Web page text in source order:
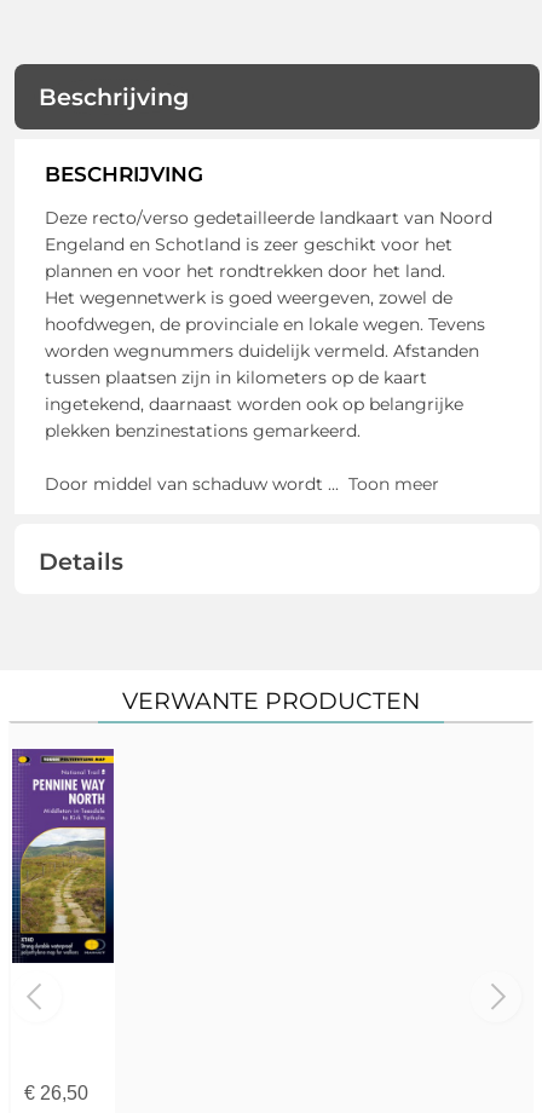
Beschrijving
BESCHRIJVING
Deze recto/verso gedetailleerde landkaart van Noord
Engeland en Schotland is zeer geschikt voor het
plannen en voor het rondtrekken door het land.
Het wegennetwerk is goed weergeven, zowel de
hoofdwegen, de provinciale en lokale wegen. Tevens
worden wegnummers duidelijk vermeld. Afstanden
tussen plaatsen zijn in kilometers op de kaart
ingetekend, daarnaast worden ook op belangrijke
plekken benzinestations gemarkeerd.
Door middel van schaduw wordt ... Toon meer
Details
VERWANTE PRODUCTEN
€26,50